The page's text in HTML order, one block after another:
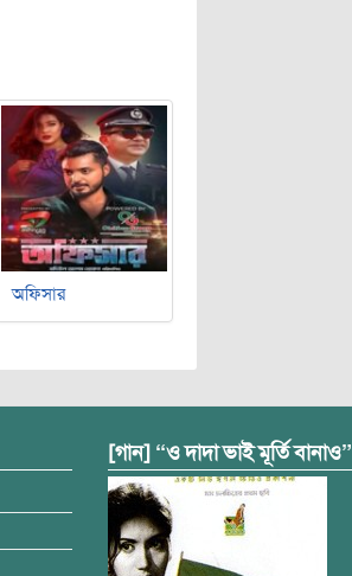
অফিসার
[গান] “ও দাদা ভাই মূর্তি বানাও”